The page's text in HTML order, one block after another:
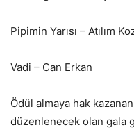
Pipimin Yarısı – Atılım
Vadi – Can Erkan
Ödül almaya hak
düzenlenecek olan gala